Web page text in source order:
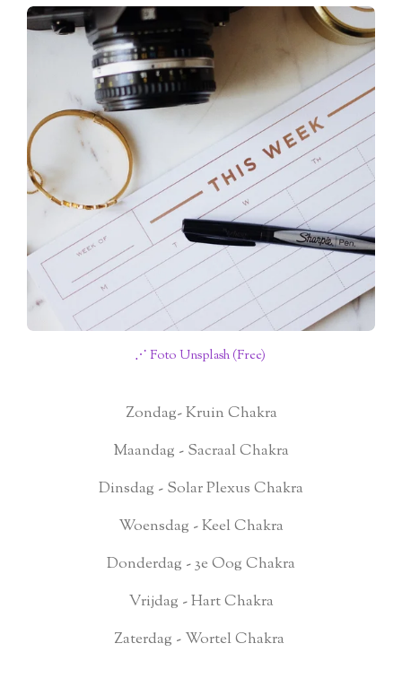
⋰ Foto Unsplash (Free)
Zondag- Kruin Chakra
Maandag - Sacraal Chakra
Dinsdag - Solar Plexus Chakra
Woensdag - Keel Chakra
Donderdag - 3e Oog Chakra
Vrijdag - Hart Chakra
Zaterdag - Wortel Chakra